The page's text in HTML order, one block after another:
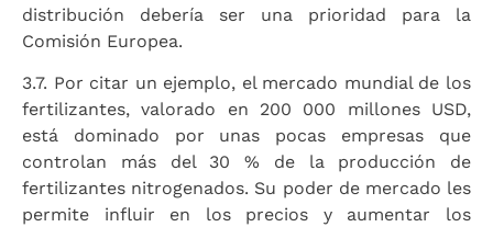
distribución debería ser una prioridad para la
Comisión Europea.
3.7. Por citar un ejemplo, el mercado mundial de los
fertilizantes, valorado en 200 000 millones USD,
está dominado por unas pocas empresas que
controlan más del 30 % de la producción de
fertilizantes nitrogenados. Su poder de mercado les
permite influir en los precios y aumentar los